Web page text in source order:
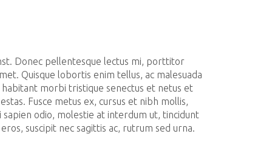
Donec pellentesque lectus mi, porttitor
Quisque lobortis enim tellus, ac malesuada
habitant morbi tristique senectus et netus et
Fusce metus ex, cursus et nibh mollis,
odio, molestie at interdum ut, tincidunt
suscipit nec sagittis ac, rutrum sed urna.